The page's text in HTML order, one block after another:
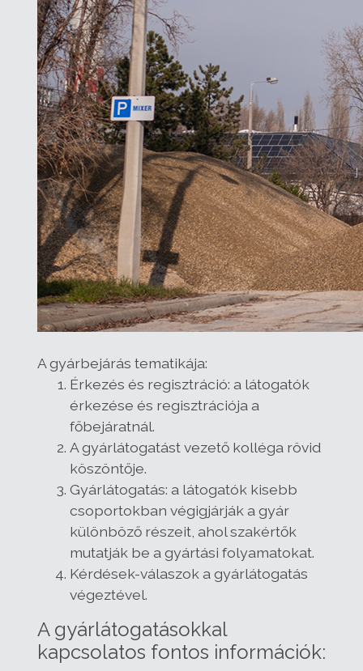
A gyárbejárás tematikája:
Érkezés és regisztráció: a látogatók
érkezése és regisztrációja a
főbejáratnál.
A gyárlátogatást vezető kolléga rövid
köszöntője.
Gyárlátogatás: a látogatók kisebb
csoportokban végigjárják a gyár
különböző részeit, ahol szakértők
mutatják be a gyártási folyamatokat.
Kérdések-válaszok a gyárlátogatás
végeztével.
A gyárlátogatásokkal
kapcsolatos fontos információk: